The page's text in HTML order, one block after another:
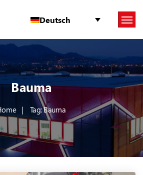
Deutsch
Bauma
Tag: Bauma